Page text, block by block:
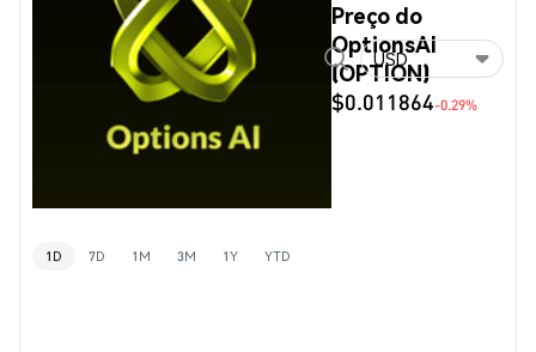
Preço do
OptionsAI
(OPTION)
$0.011864-0.29%
USD
1D 7D 1M 3M 1Y YTD